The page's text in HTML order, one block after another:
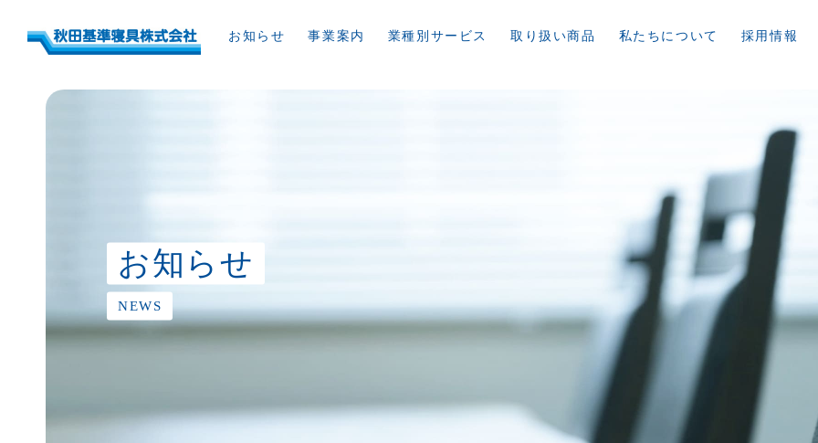
お知らせ 事業案内 業種別サービス 取り扱い商品 私たちについて 採用情報
お知らせ
NEWS